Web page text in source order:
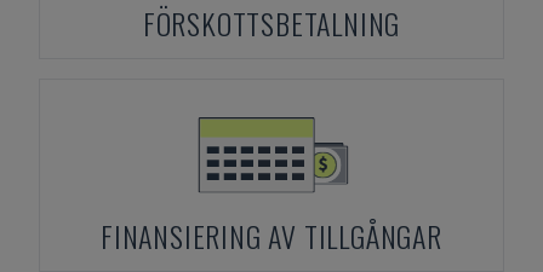
FÖRSKOTTSBETALNING
FINANSIERING AV TILLGÅNGAR